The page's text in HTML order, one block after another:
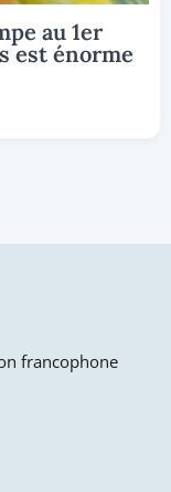
au 1er
est énorme
francophone